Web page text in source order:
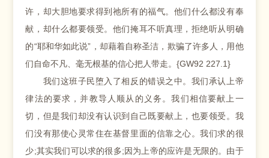
许，却大胆地要求得到祂所有的福气。他们什么都没有奉
献，却什么都要领受。他们掩耳不听真理，拒绝听从明确
的“耶和华如此说”，却藉着自称圣洁，欺骗了许多人，用他
们自命不凡、毫无根基的信心把人带走。{GW92 227.1}
我们这班子民堕入了相反的错误之中。我们承认上帝
律法的要求，并教导人顺从的义务。我们相信要献上一
切，但是我们却没有认识到自己既要献上，也要领受。我
们没有那使心灵常住在基督里面的信靠之心。我们求的很
少;其实我们可以求的很多;因为上帝的应许是无限的。由于